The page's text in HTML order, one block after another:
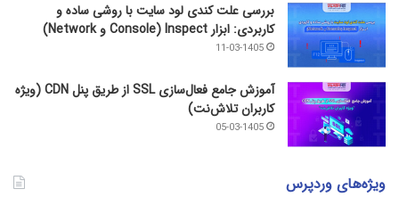
بررسی علت کندی لود سایت با روشی ساده و
کاربردی: ابزار Inspect (Console و Network)
11-03-1405
آموزش جامع فعال‌سازی SSL از طریق پنل CDN (ویژه
کاربران تلاش‌نت)
05-03-1405
ویژه‌های وردپرس